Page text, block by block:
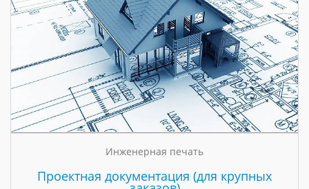
Инженерная печать
Проектная документация (для крупных